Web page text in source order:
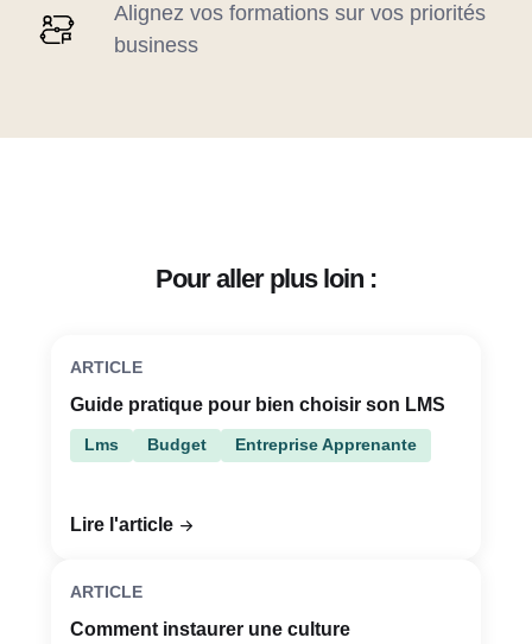
Alignez vos formations sur vos priorités
business
Pour aller plus loin :
ARTICLE
Guide pratique pour bien choisir son LMS
Lms Budget Entreprise Apprenante
Lire l'article
ARTICLE
Comment instaurer une culture